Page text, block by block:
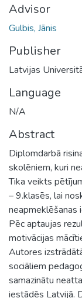
Advisor
Gulbis, Jānis
Publisher
Latvijas
Language
N/A
Abstract
Diplomdarbā
skolēniem, kuri
Tika veikts
– 9.klasēs, lai
neapmeklēšanas
Pēc aptaujas
motivācijas
Autores
sociāliem
samazinātu
iestādēs Latvijā.